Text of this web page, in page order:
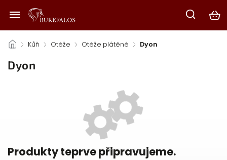
/ Kůň / Otěže / Otěže plátěné / Dyon
Dyon
Produkty teprve připravujeme.